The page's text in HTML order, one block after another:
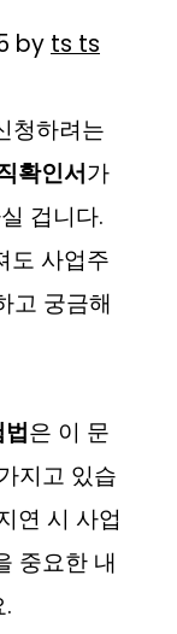
by ts ts
청하려는
확인서가
겁니다.
도 사업주
고 궁금해
은 이 문
지고 있습
연 시 사업
중요한 내